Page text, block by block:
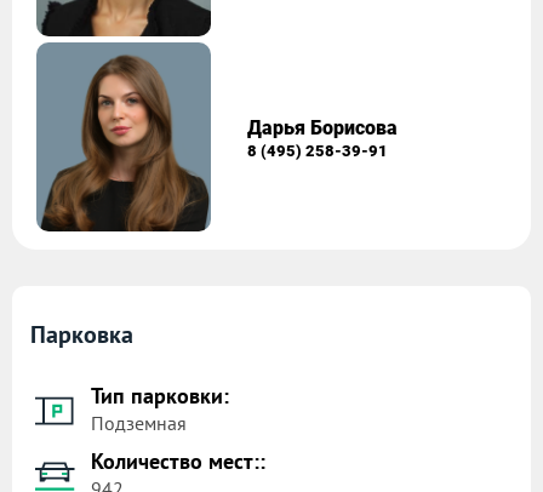
Дарья Борисова
8 (495) 258-39-91
Парковка
Тип парковки:
Подземная
Количество мест::